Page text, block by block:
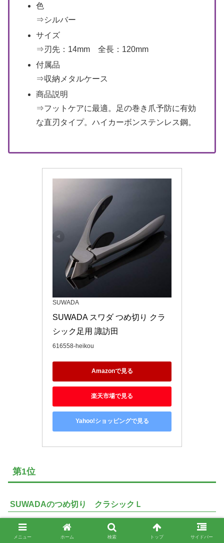
色
⇒シルバー
サイズ
⇒刃先：14mm 全長：120mm
付属品
⇒収納メタルケース
商品説明
⇒フットケアに最適。足の巻き爪予防に有効
な直刃タイプ。ハイカーボンステンレス鋼。
SUWADA
SUWADA スワダ つめ切り クラ
シック足用 諏訪田
616558-heikou
Amazonで見る
楽天市場で見る
Yahoo!ショッピングで見る
第1位
SUWADAのつめ切り クラシックＬ
メニュー ホーム 検索 トップ サイドバー